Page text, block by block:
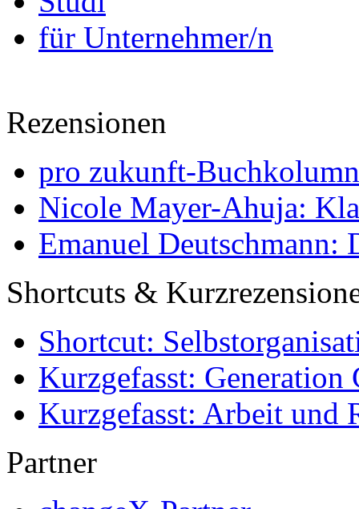
für Unternehmer/n
Rezensionen
pro zukunft-
Nicole Mayer-Ahuja:
Emanuel Deutschmann:
Shortcuts &
Shortcut:
Kurzgefasst: Generation
Kurzgefasst: Arbeit und
Partner